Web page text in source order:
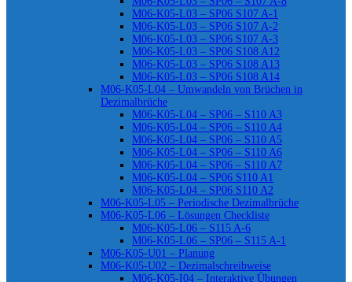
M06-K05-L03 – SP06 S107 A-1
M06-K05-L03 – SP06 S107 A-2
M06-K05-L03 – SP06 S107 A-3
M06-K05-L03 – SP06 S108 A12
M06-K05-L03 – SP06 S108 A13
M06-K05-L03 – SP06 S108 A14
M06-K05-L04 – Umwandeln von Brüchen in
Dezimalbrüche
M06-K05-L04 – SP06 – S110 A3
M06-K05-L04 – SP06 – S110 A4
M06-K05-L04 – SP06 – S110 A5
M06-K05-L04 – SP06 – S110 A6
M06-K05-L04 – SP06 – S110 A7
M06-K05-L04 – SP06 S110 A1
M06-K05-L04 – SP06 S110 A2
M06-K05-L05 – Periodische Dezimalbrüche
M06-K05-L06 – Lösungen Checkliste
M06-K05-L06 – S115 A-6
M06-K05-L06 – SP06 – S115 A-1
M06-K05-U01 – Planung
M06-K05-U02 – Dezimalschreibweise
M06-K05-I04 – Interaktive Übungen